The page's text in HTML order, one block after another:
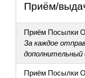
Приём/
Приём Посылки
За каждое
дополнительный
Приём Посылки